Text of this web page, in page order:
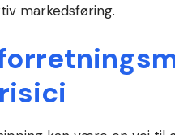
markedsføring.